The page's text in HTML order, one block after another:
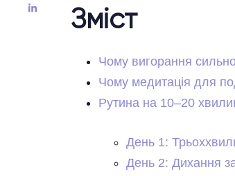
Зміст
Чому вигорання
Чому медитація для
Рутина на 10–20
День 1:
День 2: Дихання